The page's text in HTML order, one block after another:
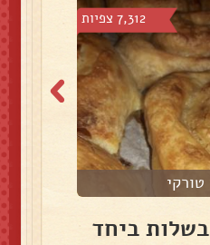
7,312 צפיות
ביחד